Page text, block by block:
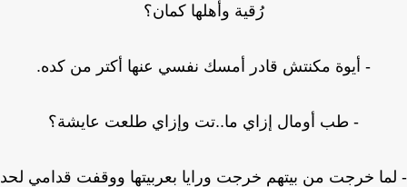
رُقية وأهلها كمان؟
- أيوة مكنتش قادر أمسك نفسي عنها أكتر من كده.
- طب أومال إزاي ما..تت وإزاي طلعت عايشة؟
خرجت من بيتهم خرجت ورايا بعربيتها ووقفت قدامي لحد